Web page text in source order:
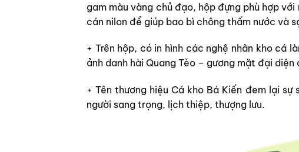
gam màu vàng chủ đạo, hộp đựng phù hợp
cán nilon để giúp bao bì chông thấm nước và
+ Trên hộp, có in hình các nghệ nhân kho cá
ảnh danh hài Quang Tèo – gương mặt đại
+ Tên thương hiệu Cá kho Bá Kiến đem lại
người sang trọng, lịch thiệp, thượng lưu.